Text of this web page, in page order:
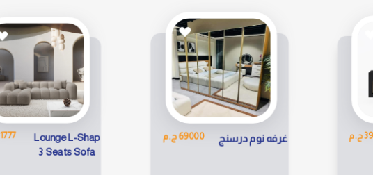
غرفه نوم درسنج 69000 ج.م Lounge L-Shap 31777 ج.م